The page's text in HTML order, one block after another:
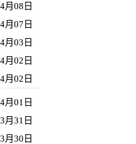
月08日
月07日
月03日
月02日
月02日
月01日
月31日
月30日